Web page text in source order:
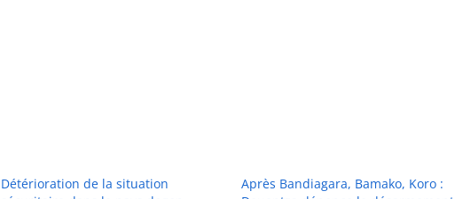
Détérioration de la situation
Après Bandiagara, Bamako, Koro :